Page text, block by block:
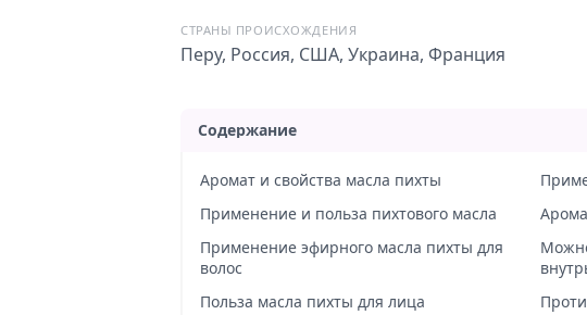
СТРАНЫ ПРОИСХОЖДЕНИЯ
Перу, Россия, США, Украина, Франция
Содержание
Аромат и свойства масла пихты
Применение и польза пихтового масла
Применение эфирного масла пихты для
волос
Польза масла пихты для лица